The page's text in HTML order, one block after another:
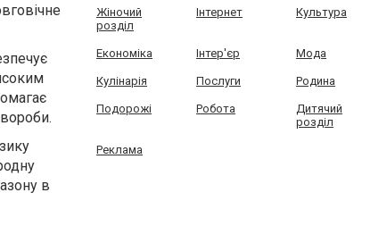
в
Жіночий
розділ
Інтернет Культура
Економіка Інтер'єр Мода
Кулінарія Послуги Родина
Подорожі Робота
Дитячий
розділ
Реклама